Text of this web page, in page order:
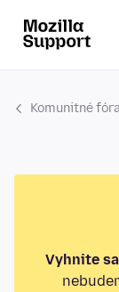
Komunitné fóra
Vyhnite